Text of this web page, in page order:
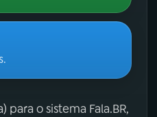
para o sistema Fala.BR,